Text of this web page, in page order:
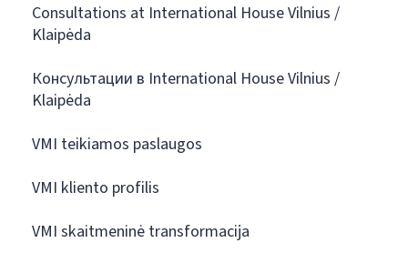
Consultations at International House Vilnius /
Klaipėda
Консультации в International House Vilnius /
Klaipėda
VMI teikiamos paslaugos
VMI kliento profilis
VMI skaitmeninė transformacija